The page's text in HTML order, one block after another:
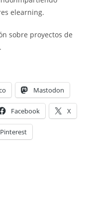
elearning.
sobre proyectos de
.
Mastodon
Facebook X
Pinterest